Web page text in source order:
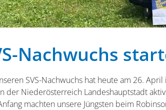
Nachwuchs
SVS-Nachwuchs hat heute am 26.
der Niederösterreich Landeshauptstadt
machten unsere Jüngsten beim